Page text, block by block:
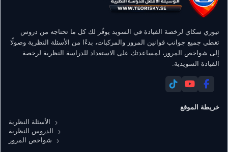
تيوري سكاي لرخصة القيادة في السويد يوفّر لك كل ما تحتاجه من دروس
تغطي جميع جوانب قوانين المرور والمركبات، بدءًا من الأسئلة النظرية وصولًا
إلى شواخص المرور، لمساعدتك على الاستعداد للدراسة النظرية لرخصة
القيادة السويدية.
خريطة الموقع
الأسئلة النظرية
الدروس النظرية
شواخص المرور